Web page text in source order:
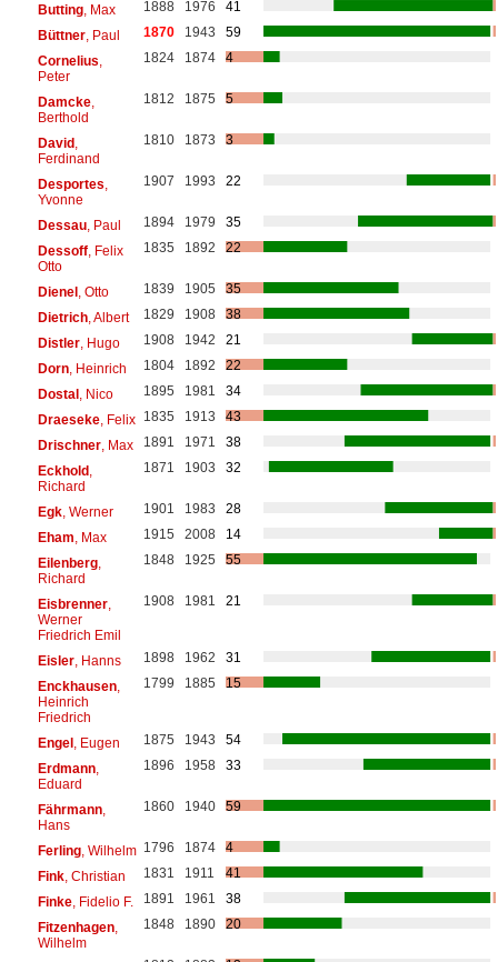
Butting, Max 1888 1976
41
Büttner, Paul 1870 1943
59
Cornelius
Peter
1824 1874 4
Damcke,
Berthold
1812 1875 5
David,
Ferdinand
1810 1873 3
Desportes
Yvonne
1907 1993 22
Dessau, Paul 1894 1979
35
Dessoff, Felix
Otto
1835 1892 22
Dienel, Otto 1839 1905
35
Dietrich, Albert 1829 1908
38
Distler, Hugo 1908 1942
21
Dorn, Heinrich 1804 1892
22
Dostal, Nico 1895 1981
34
Draeseke, Felix 1835 1913
43
Drischner, Max 1891 1971
38
Eckhold,
Richard
1871 1903 32
Egk, Werner 1901 1983
28
Eham , Max 1915 2008
14
Eilenberg,
Richard
1848 1925 55
Eisbrenner,
Werner
Friedrich Emil
1908 1981 21
Eisler, Hanns 1898 1962
31
Enckhausen,
Heinrich
Friedrich
1799 1885 15
Engel, Eugen 1875 1943
54
Erdmann,
Eduard
1896 1958 33
Fährmann,
Hans
1860 1940 59
Ferling, Wilhelm 1796 1874
4
Fink, Christian 1831 1911
41
Finke, Fidelio F. 1891 1961
38
Fitzenhagen,
Wilhelm
1848 1890 20